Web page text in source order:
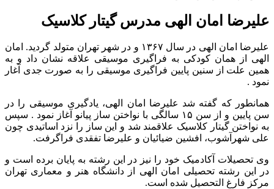
علیرضا امان الهی مدرس گیتار کلاسیک
علیرضا امان الهی در سال ۱۳۶۷ و در شهر تهران متولد گردید. امان
الهی از همان کودکی به فراگیری موسیقی علاقه نشان داد و به
همین علت از سنین پایین فراگیری موسیقی را به صورت جدی آغار
نمود .
همانطور که گفته شد علیرضا امان الهی، یادگیری موسیقی را در
سن پایین و از سن ۱۵ سالگی با نواختن ساز پیانو آغاز نمود . سپس
به نواختن گیتار کلاسیک علاقمند شد و این ساز را نزد اساتیدی چون
علی شهرآشوب، افشین ضیائیان و علیرضا تفقدی فراگرفت.
وی تحصیلات آکادمیک خود را نیز در این رشته به پایان برده است و
در این رشته تحصیلی امان الهی از دانشگاه هنر و معماری تهران
مرکز فارغ التحصیل شده است.